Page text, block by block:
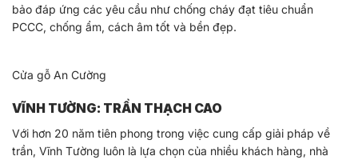
bảo đáp ứng các yêu cầu như chống cháy đạt tiêu chuẩn
PCCC, chống ẩm, cách âm tốt và bền đẹp.
Cửa gỗ An Cường
VĨNH TƯỜNG: TRẦN THẠCH CAO
Với hơn 20 năm tiên phong trong việc cung cấp giải pháp về
trần, Vĩnh Tường luôn là lựa chọn của nhiều khách hàng, nhà